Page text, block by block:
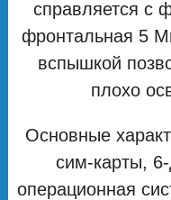
справляется с
фронтальная 5
вспышкой
плохо
Основные
сим-карты,
операционная